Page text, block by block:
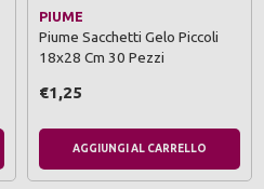
PIUME
Piume Sacchetti Gelo Piccoli
18x28 Cm 30 Pezzi
€1,25
AGGIUNGI AL CARRELLO